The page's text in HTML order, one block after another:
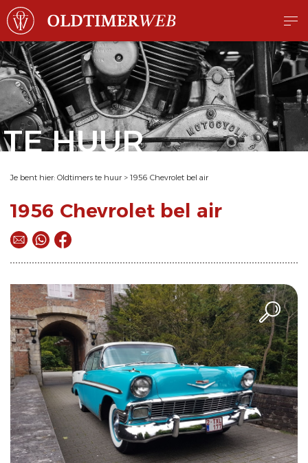
TE HUUR
Je bent hier: Oldtimers te huur > 1956 Chevrolet bel air
1956 Chevrolet bel air